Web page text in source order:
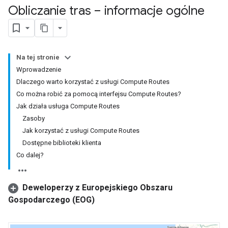
Obliczanie tras – informacje ogólne
Na tej stronie
Wprowadzenie
Dlaczego warto korzystać z usługi Compute Routes
Co można robić za pomocą interfejsu Compute Routes?
Jak działa usługa Compute Routes
Zasoby
Jak korzystać z usługi Compute Routes
Dostępne biblioteki klienta
Co dalej?
Deweloperzy z Europejskiego Obszaru
Gospodarczego (EOG)